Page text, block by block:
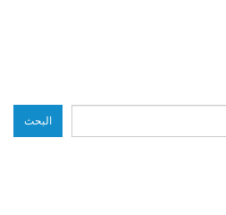
البحث